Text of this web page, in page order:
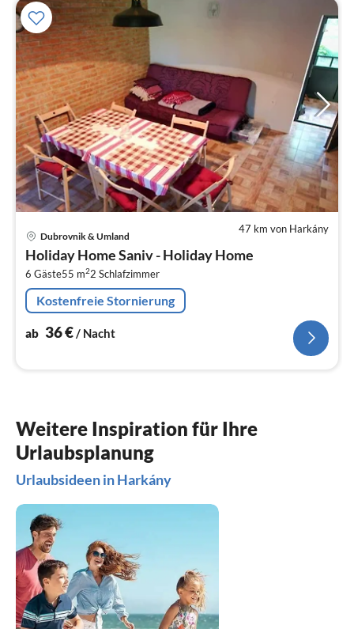
47 km von Harkány
Dubrovnik & Umland
Holiday Home Saniv - Holiday Home
6 Gäste55 m22 Schlafzimmer
Kostenfreie Stornierung
ab 36€/ Nacht
Weitere Inspiration für Ihre
Urlaubsplanung
Urlaubsideen in Harkány